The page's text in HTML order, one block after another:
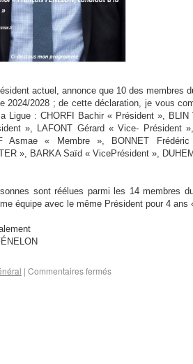
actuel, annonce que 10 des membres
2024/2028 ; de cette déclaration, je vous
Ligue : CHORFI Bachir « Président »,
», LAFONT Gérard « Vice- Président
Asmae « Membre », BONNET
», BARKA Saïd « VicePrésident »,
sont réélues parmi les 14 membres
équipe avec le même Président pour 4 ans
| Commentaires fermés